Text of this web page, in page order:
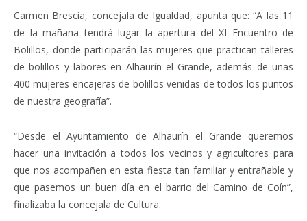
Carmen Brescia, concejala de Igualdad, apunta que: “A las 11
de la mañana tendrá lugar la apertura del XI Encuentro de
Bolillos, donde participarán las mujeres que practican talleres
de bolillos y labores en Alhaurín el Grande, además de unas
400 mujeres encajeras de bolillos venidas de todos los puntos
de nuestra geografía”.
“Desde el Ayuntamiento de Alhaurín el Grande queremos
hacer una invitación a todos los vecinos y agricultores para
que nos acompañen en esta fiesta tan familiar y entrañable y
que pasemos un buen día en el barrio del Camino de Coín”,
finalizaba la concejala de Cultura.